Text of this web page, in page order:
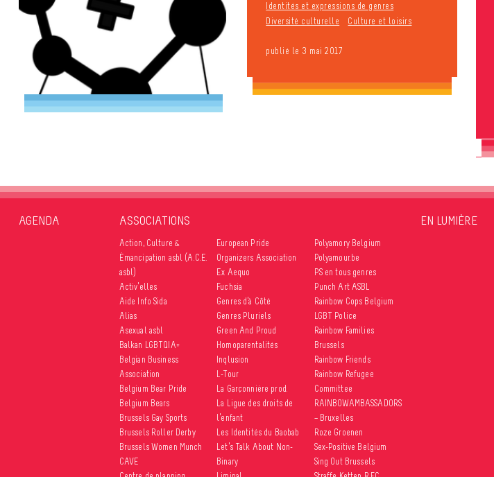
Identités et expressions de genres
Diversité culturelle
Culture et loisirs
publié le 3 mai 2017
AGENDA ASSOCIATIONS
Action, Culture &
Émancipation asbl (A.C.E.
asbl)
Activ’elles
Aide Info Sida
Alias
Asexual asbl
Balkan LGBTQIA+
Belgian Business
Association
Belgium Bear Pride
Belgium Bears
Brussels Gay Sports
Brussels Roller Derby
Brussels Women Munch
CAVE
European Pride
Organizers Association
Ex Aequo
Fuchsia
Genres d’à Côté
Genres Pluriels
Green And Proud
Homoparentalités
Inqlusion
L-Tour
La Garçonnière prod.
La Ligue des droits de
l’enfant
Les Identités du Baobab
Let’s Talk About Non-
Binary
Polyamory Belgium
Polyamour.be
PS en tous genres
Punch Art ASBL
Rainbow Cops Belgium
LGBT Police
Rainbow Families
Brussels
Rainbow Friends
Rainbow Refugee
Committee
RAINBOWAMBASSADORS
– Bruxelles
Roze Groenen
Sex-Positive Belgium
Sing Out Brussels
EN LUMIÈRE